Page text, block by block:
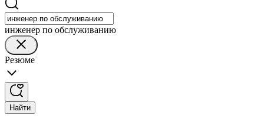
инженер по обслуживанию
Резюме
Найти